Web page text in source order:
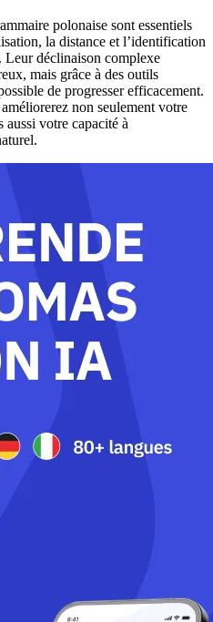
polonaise sont essentiels
la distance et l’identification
Leur déclinaison complexe
mais grâce à des outils
de progresser efficacement.
non seulement votre
votre capacité à